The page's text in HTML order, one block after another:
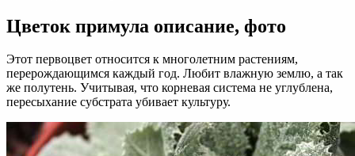
Цветок примула описание, фото
Этот первоцвет относится к многолетним растениям,
перерождающимся каждый год. Любит влажную землю, а так
же полутень. Учитывая, что корневая система не углублена,
пересыхание субстрата убивает культуру.